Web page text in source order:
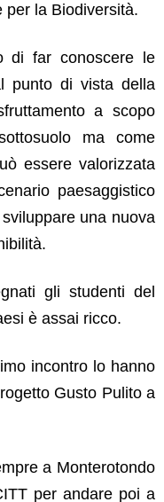
per la Biodiversità.
di far conoscere le
punto di vista della
a scopo
ma come
essere valorizzata
paesaggistico
una nuova
gli studenti del
è assai ricco.
incontro lo hanno
Gusto Pulito a
a Monterotondo
per andare poi a